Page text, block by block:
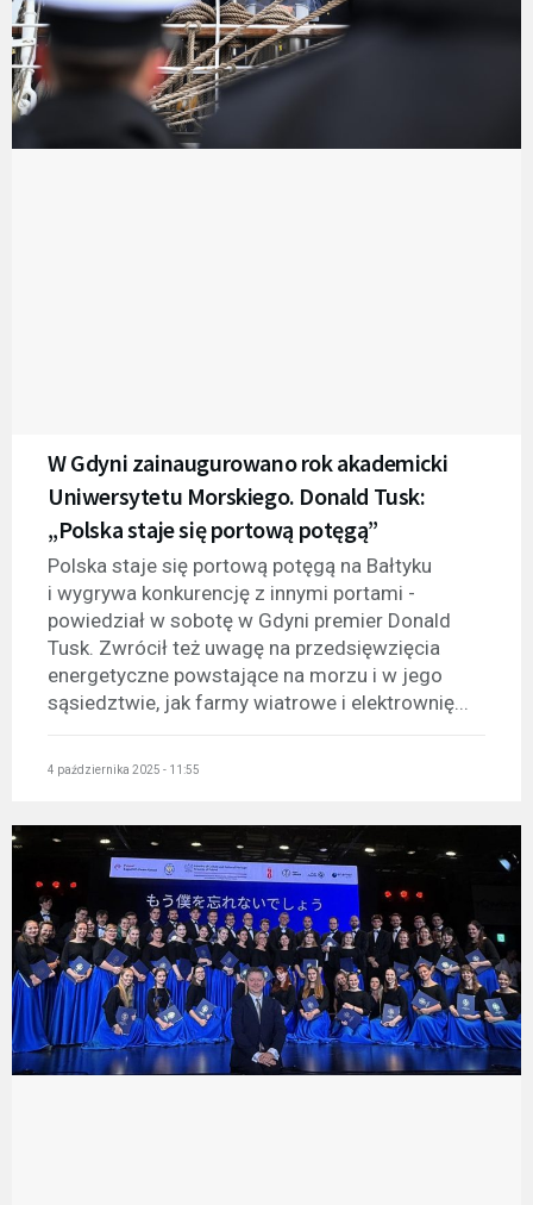
W Gdyni zainaugurowano rok akademicki
Uniwersytetu Morskiego. Donald Tusk:
„Polska staje się portową potęgą”
Polska staje się portową potęgą na Bałtyku
i wygrywa konkurencję z innymi portami -
powiedział w sobotę w Gdyni premier Donald
Tusk. Zwrócił też uwagę na przedsięwzięcia
energetyczne powstające na morzu i w jego
sąsiedztwie, jak farmy wiatrowe i elektrownię...
4 października 2025 - 11:55